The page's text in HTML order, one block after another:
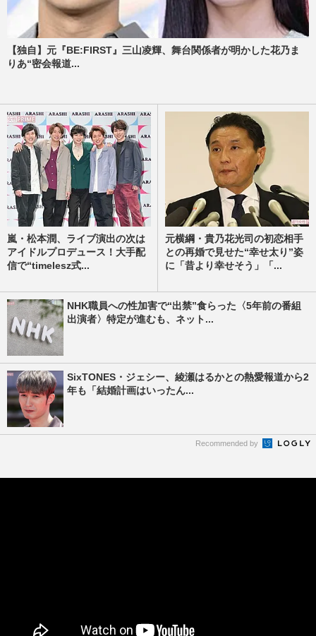
【独自】元『BE:FIRST』三山凌輝、舞台関係者が明かした花乃ま
りあ“密会報道...
嵐・松本潤、ライブ演出の次は
アイドルプロデュース！大手配
信で“timelesz式...
元横綱・貴乃花光司の初恋相手
との再婚で見せた“幸せ太り”姿
に「昔より幸せそう」「...
NHK職員への性加害で“出禁”食らった〈5年前の番組
出演者〉特定が進むも、ネット...
SixTONES・ジェシー、綾瀬はるかとの熱愛報道から2
年も「結婚計画はいったん...
Recommended by